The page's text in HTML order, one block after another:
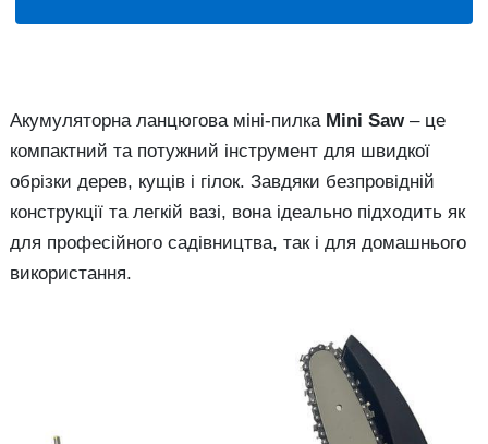
Акумуляторна ланцюгова міні-пилка Mini Saw– це
компактний та потужний інструмент для швидкої
обрізки дерев, кущів і гілок. Завдяки безпровідній
конструкції та легкій вазі, вона ідеально підходить як
для професійного садівництва, так і для домашнього
використання.